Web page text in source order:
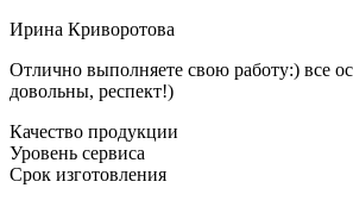
Ирина Криворотова
Отлично выполняете свою работу:) все
довольны, респект!)
Качество продукции
Уровень сервиса
Срок изготовления